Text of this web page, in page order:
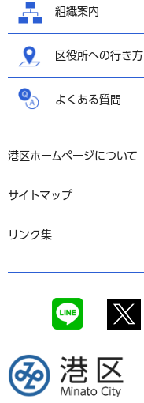
組織案内
区役所への行き方
よくある質問
港区ホームページについて
サイトマップ
リンク集
港区